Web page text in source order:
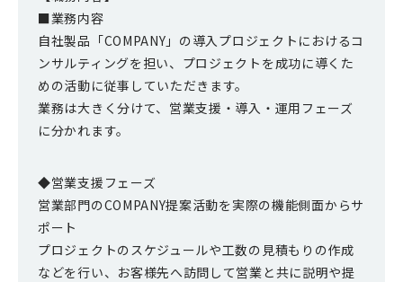
■業務内容
自社製品「COMPANY」の導入プロジェクトにおけるコ
ンサルティングを担い、プロジェクトを成功に導くた
めの活動に従事していただきます。
業務は大きく分けて、営業支援・導入・運用フェーズ
に分かれます。
◆営業支援フェーズ
営業部門のCOMPANY提案活動を実際の機能側面からサ
ポート
プロジェクトのスケジュールや工数の見積もりの作成
などを行い、お客様先へ訪問して営業と共に説明や提